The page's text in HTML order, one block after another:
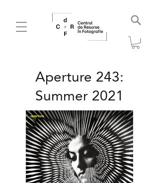
Aperture 243:
Summer 2021